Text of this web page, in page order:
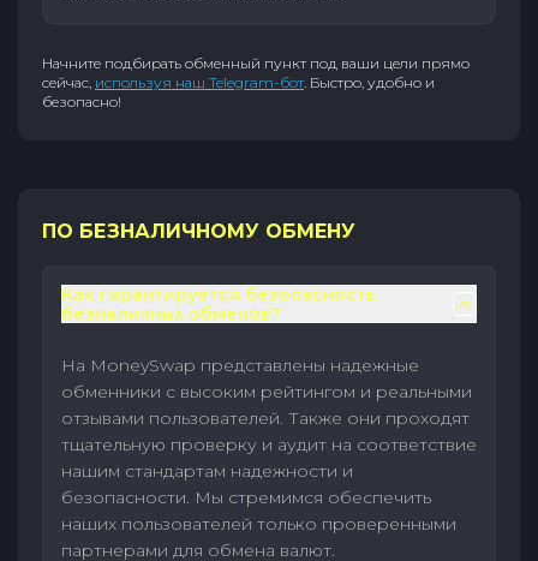
Начните подбирать обменный пункт под ваши цели прямо
сейчас, используя наш Telegram-бот. Быстро, удобно и
безопасно!
ПО БЕЗНАЛИЧНОМУ ОБМЕНУ
Как гарантируется безопасность
безналичных обменов?
На MoneySwap представлены надежные
обменники с высоким рейтингом и реальными
отзывами пользователей. Также они проходят
тщательную проверку и аудит на соответствие
нашим стандартам надежности и
безопасности. Мы стремимся обеспечить
наших пользователей только проверенными
партнерами для обмена валют.